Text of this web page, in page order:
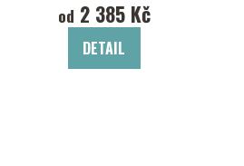
od 2 385 Kč
DETAIL